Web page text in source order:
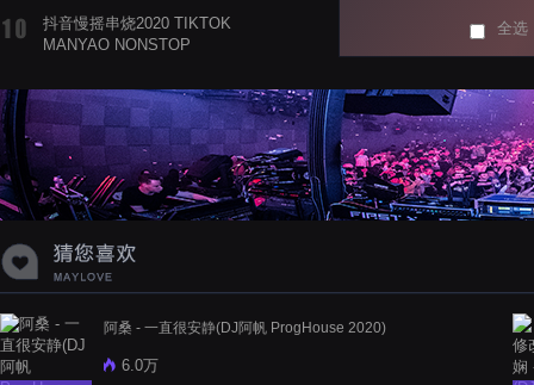
抖音慢摇串烧2020 TIKTOK
MANYAO NONSTOP
蝉爸爸妈妈爱存在夏天的风是想你的
声音啊
全选
阿桑 - 一直很安静(DJ阿帆 ProgHouse 2020)
6.0万